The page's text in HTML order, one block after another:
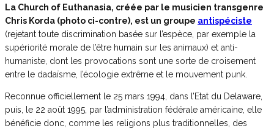
La Church of Euthanasia, créée par le musicien transgenre
Chris Korda (photo ci-contre), est un groupe antispéciste
(rejetant toute discrimination basée sur l’espèce, par exemple la
supériorité morale de l’être humain sur les animaux) et anti-
humaniste, dont les provocations sont une sorte de croisement
entre le dadaïsme, l’écologie extrême et le mouvement punk.
Reconnue officiellement le 25 mars 1994, dans l’Etat du Delaware,
puis, le 22 août 1995, par l’administration fédérale américaine, elle
bénéficie donc, comme les religions plus traditionnelles, des